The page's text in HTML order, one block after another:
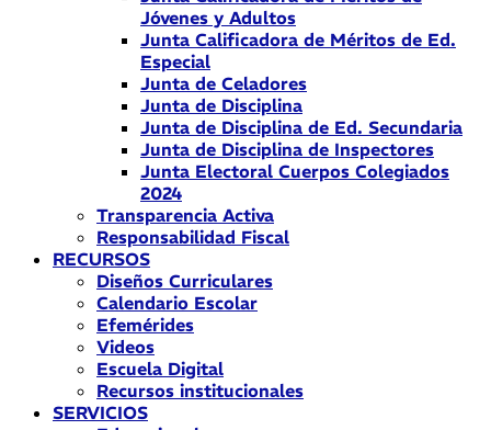
Jóvenes y Adultos
Junta Calificadora de Méritos de Ed.
Especial
Junta de Celadores
Junta de Disciplina
Junta de Disciplina de Ed. Secundaria
Junta de Disciplina de Inspectores
Junta Electoral Cuerpos Colegiados
2024
Transparencia Activa
Responsabilidad Fiscal
RECURSOS
Diseños Curriculares
Calendario Escolar
Efemérides
Videos
Escuela Digital
Recursos institucionales
SERVICIOS